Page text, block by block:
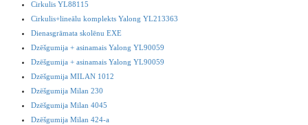
Cirkulis YL88115
Cirkulis+lineālu komplekts Yalong YL213363
Dienasgrāmata skolēnu EXE
Dzēšgumija + asinamais Yalong YL90059
Dzēšgumija + asinamais Yalong YL90059
Dzēšgumija MILAN 1012
Dzēšgumija Milan 230
Dzēšgumija Milan 4045
Dzēšgumija Milan 424-a